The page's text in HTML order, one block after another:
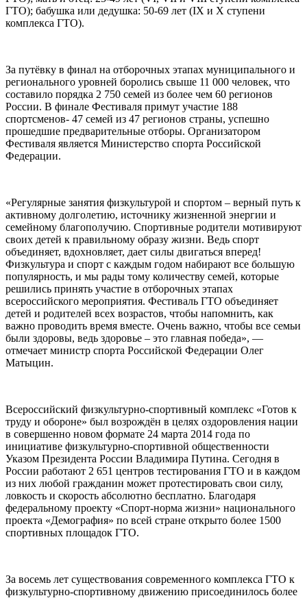
ГТО); бабушка или дедушка: 50-69 лет (IX и X ступени
комплекса ГТО).
За путёвку в финал на отборочных этапах муниципального и
регионального уровней боролись свыше 11 000 человек, что
составило порядка 2 750 семей из более чем 60 регионов
России. В финале Фестиваля примут участие 188
спортсменов- 47 семей из 47 регионов страны, успешно
прошедшие предварительные отборы. Организатором
Фестиваля является Министерство спорта Российской
Федерации.
«Регулярные занятия физкультурой и спортом – верный путь к
активному долголетию, источнику жизненной энергии и
семейному благополучию. Спортивные родители мотивируют
своих детей к правильному образу жизни. Ведь спорт
объединяет, вдохновляет, дает силы двигаться вперед!
Физкультура и спорт с каждым годом набирают все большую
популярность, и мы рады тому количеству семей, которые
решились принять участие в отборочных этапах
всероссийского мероприятия. Фестиваль ГТО объединяет
детей и родителей всех возрастов, чтобы напомнить, как
важно проводить время вместе. Очень важно, чтобы все семьи
были здоровы, ведь здоровье – это главная победа», —
отмечает министр спорта Российской Федерации Олег
Матыцин.
Всероссийский физкультурно-спортивный комплекс «Готов к
труду и обороне» был возрождён в целях оздоровления нации
в совершенно новом формате 24 марта 2014 года по
инициативе физкультурно-спортивной общественности
Указом Президента России Владимира Путина. Сегодня в
России работают 2 651 центров тестирования ГТО и в каждом
из них любой гражданин может протестировать свои силу,
ловкость и скорость абсолютно бесплатно. Благодаря
федеральному проекту «Спорт-норма жизни» национального
проекта «Демография» по всей стране открыто более 1500
спортивных площадок ГТО.
За восемь лет существования современного комплекса ГТО к
физкультурно-спортивному движению присоединилось более